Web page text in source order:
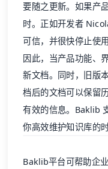
要随之更新。如果产
时。正如开发者
可信，并很快停止使用
因此，当产品功能、
新文档。同时，旧版
档后的文档可以保留
有效的信息。Baklib
你高效维护知识库的
Baklib平台可帮助企